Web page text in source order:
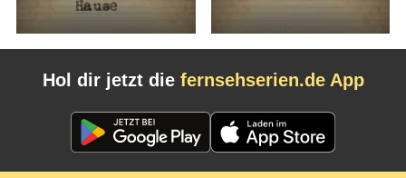
Hol dir jetzt die fernsehserien.de App